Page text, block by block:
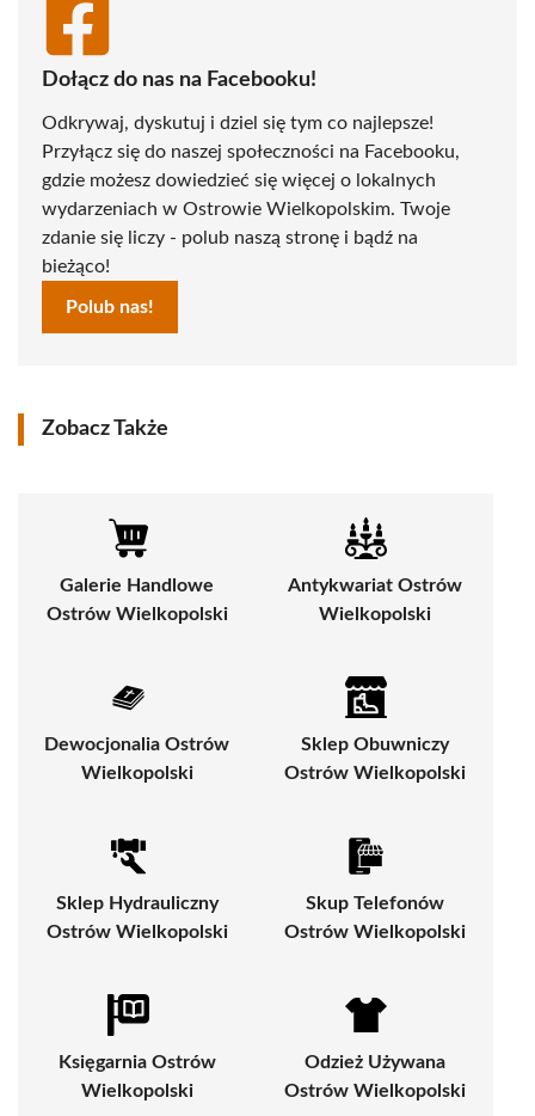
Dołącz do nas na Facebooku!
Odkrywaj, dyskutuj i dziel się tym co najlepsze!
Przyłącz się do naszej społeczności na Facebooku,
gdzie możesz dowiedzieć się więcej o lokalnych
wydarzeniach w Ostrowie Wielkopolskim. Twoje
zdanie się liczy - polub naszą stronę i bądź na
bieżąco!
Polub nas!
Zobacz Także
Galerie Handlowe
Ostrów Wielkopolski
Antykwariat Ostrów
Wielkopolski
Dewocjonalia Ostrów
Wielkopolski
Sklep Obuwniczy
Ostrów Wielkopolski
Sklep Hydrauliczny
Ostrów Wielkopolski
Skup Telefonów
Ostrów Wielkopolski
Księgarnia Ostrów
Wielkopolski
Odzież Używana
Ostrów Wielkopolski